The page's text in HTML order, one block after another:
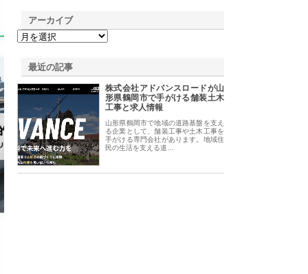
アーカイブ
最近の記事
株式会社アドバンスロードが山
形県鶴岡市で手がける舗装土木
工事と求人情報
山形県鶴岡市で地域の道路基盤を支え
る企業として、舗装工事や土木工事を
手がける専門会社があります。地域住
民の生活を支える道…